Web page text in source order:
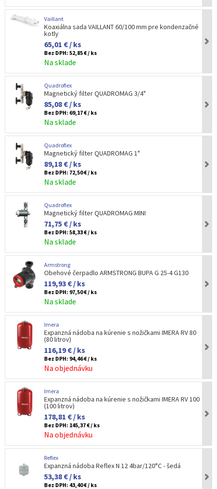
Vaillant
Koaxiálna sada VAILLANT 60/100 mm pre kondenzačné
kotly
65,01 € / ks
Bez DPH: 52,85 € / ks
Na sklade
Quadroflex
Magnetický filter QUADROMAG 3/4"
85,08 € / ks
Bez DPH: 69,17 € / ks
Na sklade
Quadroflex
Magnetický filter QUADROMAG 1"
89,18 € / ks
Bez DPH: 72,50 € / ks
Na sklade
Quadroflex
Magnetický filter QUADROMAG MINI
71,75 € / ks
Bez DPH: 58,33 € / ks
Na sklade
Armstrong
Obehové čerpadlo ARMSTRONG BUPA G 25-4 G130
119,93 € / ks
Bez DPH: 97,50 € / ks
Na sklade
Imera
Expanzná nádoba na kúrenie s nožičkami IMERA RV 80
(80 litrov)
116,19 € / ks
Bez DPH: 94,46 € / ks
Na objednávku
Imera
Expanzná nádoba na kúrenie s nožičkami IMERA RV 100
(100 litrov)
178,81 € / ks
Bez DPH: 145,37 € / ks
Na objednávku
Reflex
Expanzná nádoba Reflex N 12 4bar/120°C - šedá
53,38 € / ks
Bez DPH: 43,40 € / ks